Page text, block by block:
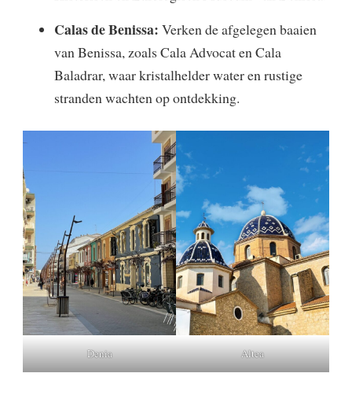
Calas de Benissa: Verken de afgelegen baaien
van Benissa, zoals Cala Advocat en Cala
Baladrar, waar kristalhelder water en rustige
stranden wachten op ontdekking.
Denia Altea